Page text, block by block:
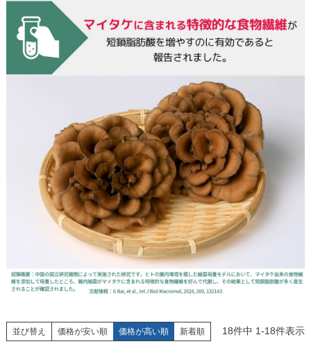
並び替え 価格が安い順 価格が高い順 新着順 18件中 1-18件表示